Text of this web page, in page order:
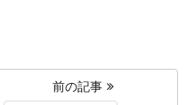
前の記事